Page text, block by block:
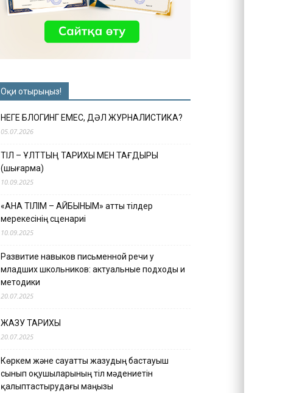
Оқи отырыңыз!
НЕГЕ БЛОГИНГ ЕМЕС, ДӘЛ ЖУРНАЛИСТИКА?
05.07.2026
ТІЛ – ҰЛТТЫҢ ТАРИХЫ МЕН ТАҒДЫРЫ
(шығарма)
10.09.2025
«АНА ТІЛІМ – АЙБЫНЫМ» атты тілдер
мерекесінің сценариі
10.09.2025
Развитие навыков письменной речи у
младших школьников: актуальные подходы и
методики
20.07.2025
ЖАЗУ ТАРИХЫ
20.07.2025
Көркем және сауатты жазудың бастауыш
сынып оқушыларының тіл мәдениетін
қалыптастырудағы маңызы